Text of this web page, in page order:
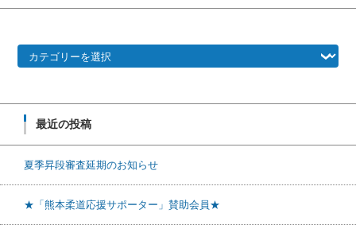
最近の投稿
夏季昇段審査延期のお知らせ
★「熊本柔道応援サポーター」賛助会員★